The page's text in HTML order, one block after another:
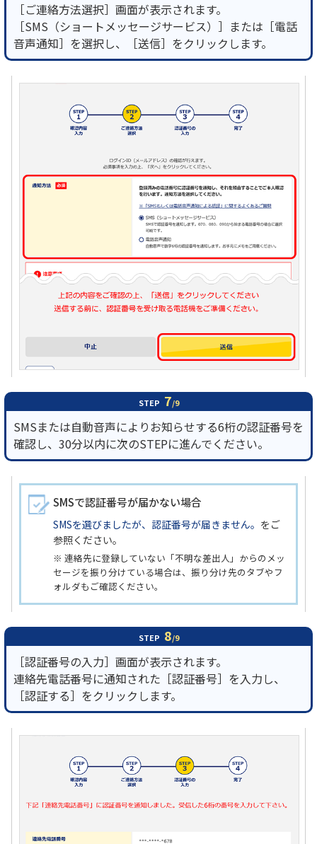
［ご連絡方法選択］画面が表示されます。
［SMS（ショートメッセージサービス）］または［電話
音声通知］を選択し、［送信］をクリックします。
STEP 7/9
SMSまたは自動音声によりお知らせする6桁の認証番号を
確認し、30分以内に次のSTEPに進んでください。
SMSで認証番号が届かない場合
SMSを選びましたが、認証番号が届きません。 をご
参照ください。
※ 連絡先に登録していない「不明な差出人」からのメッ
セージを振り分けている場合は、振り分け先のタブやフ
ォルダもご確認ください。
STEP 8/9
［認証番号の入力］画面が表示されます。
連絡先電話番号に通知された［認証番号］を入力し、
［認証する］をクリックします。